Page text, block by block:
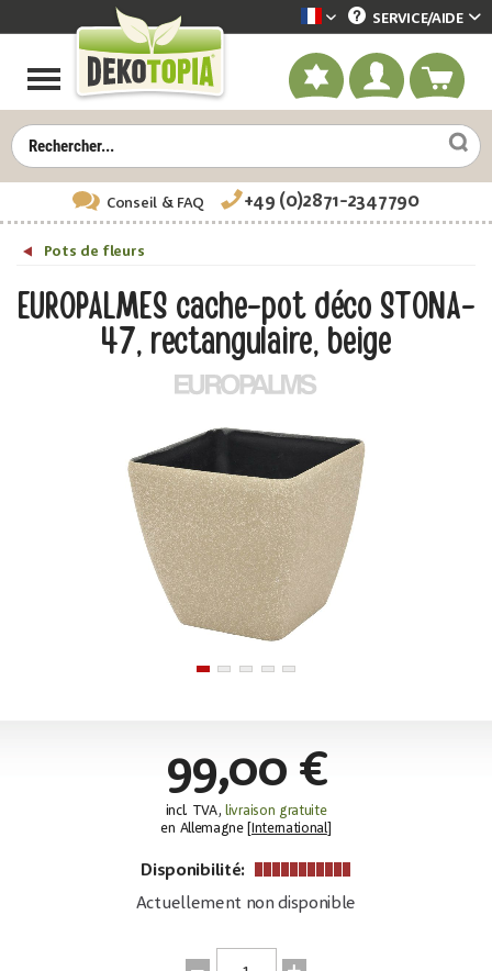
Dekotopia französisch
SERVICE/AIDE
Conseil& FAQ +49 (0)2871-2347790
Pots de fleurs
EUROPALMES cache-pot déco STONA-
47, rectangulaire, beige
99,00 €
incl. TVA,livraison gratuite
en Allemagne [
International]
Disponibilité:
Actuellement non disponible